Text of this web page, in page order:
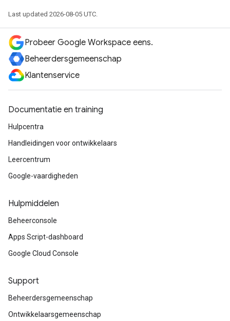
Last updated 2026-08-05 UTC.
Probeer Google Workspace eens.
Beheerdersgemeenschap
Klantenservice
Documentatie en training
Hulpcentra
Handleidingen voor ontwikkelaars
Leercentrum
Google-vaardigheden
Hulpmiddelen
Beheerconsole
Apps Script-dashboard
Google Cloud Console
Support
Beheerdersgemeenschap
Ontwikkelaarsgemeenschap